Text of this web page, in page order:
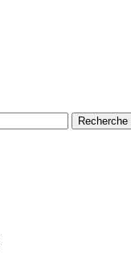
Recherche